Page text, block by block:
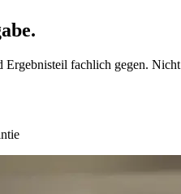
fachlich gegen.